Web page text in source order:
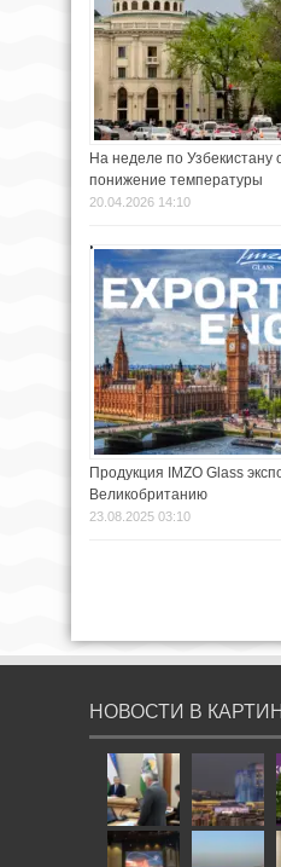
На неделе по
понижение температуры
20.04.2026 14:10
Продукция IMZO Glass
Великобританию
23.08.2025 03:10
НОВОСТИ В